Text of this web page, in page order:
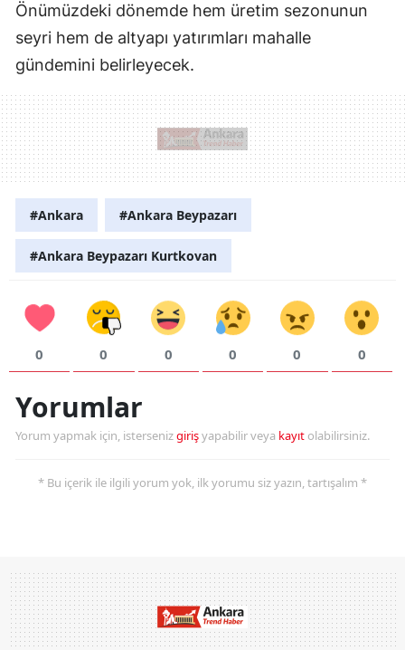
Önümüzdeki dönemde hem üretim sezonunun
seyri hem de altyapı yatırımları mahalle
gündemini belirleyecek.
#Ankara #Ankara Beypazarı
#Ankara Beypazarı Kurtkovan
0 0 0 0 0 0
Yorumlar
Yorum yapmak için, istersenizgirişyapabilir veya kayıt olabilirsiniz.
* Bu içerik ile ilgili yorum yok, ilk yorumu siz yazın, tartışalım *